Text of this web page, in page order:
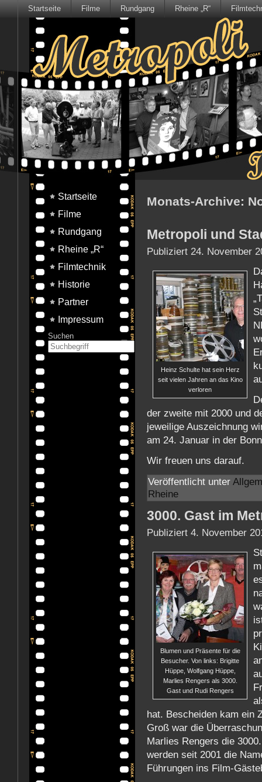
Startseite Filme Rundgang Rheine „R“
Startseite
Filme
Rundgang
Rheine „R“
Filmtechnik
Historie
Partner
Impressum
Suchen
Monats-Archive:
Metropoli und
Publiziert 24. November
Heinz Schulte hat sein Herz
seit vielen Jahren an das Kino
verloren
der zweite mit 2000 und
jeweilige Auszeichnung
am 24. Januar in der
Wir freuen uns darauf.
Veröffentlicht unter
Rheine
3000. Gast im
Publiziert 4. November
Blumen und Präsente für die
Besucher. Von links: Brigitte
Hüppe, Wolfgang Hüppe,
Marlies Rengers als 3000.
Gast und Rudi Rengers
hat. Bescheiden kam ein
Groß war die
Marlies Rengers die
werden seit 2001 die
Führungen ins Film-